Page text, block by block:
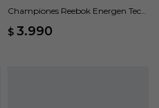
Championes Reebok Energen Tech
$ 3.990